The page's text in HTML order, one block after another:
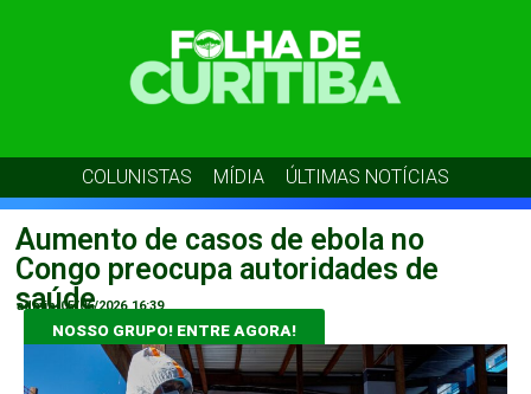
COLUNISTAS MÍDIA ÚLTIMAS NOTÍCIAS
Aumento de casos de ebola no
Congo preocupa autoridades de
saúde
admin 05/06/2026 16:39
NOSSO GRUPO! ENTRE AGORA!